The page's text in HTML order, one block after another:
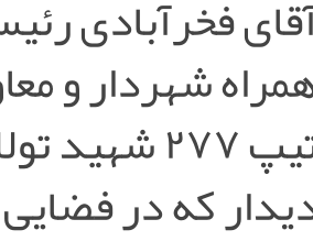
فخرآبادی
شهردار و
تیپ ۲۷۷
که در